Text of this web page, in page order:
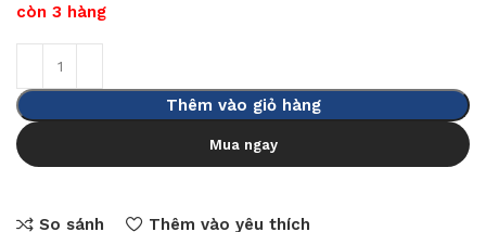
còn 3 hàng
Thêm vào giỏ hàng
Mua ngay
So sánh Thêm vào yêu thích